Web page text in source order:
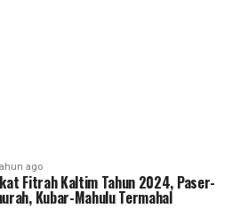
ago
Fitrah Kaltim Tahun 2024, Paser-
Kubar-Mahulu Termahal